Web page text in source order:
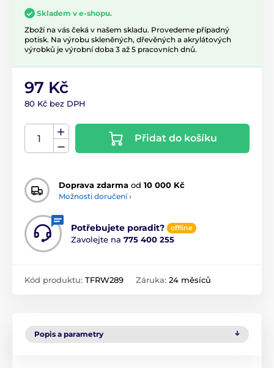
Skladem v e-shopu.
Zboží na vás čeká v našem skladu. Provedeme případný
potisk. Na výrobu skleněných, dřevěných a akrylátových
výrobků je výrobní doba 3 až 5 pracovních dnů.
97 Kč
80 Kč bez DPH
Přidat do košíku
Doprava zdarma od 10 000 Kč
Možnosti doručení ›
Potřebujete poradit? offline
Zavolejte na 775 400 255
Kód produktu: TFRW289 Záruka: 24 měsíců
Popis a parametry